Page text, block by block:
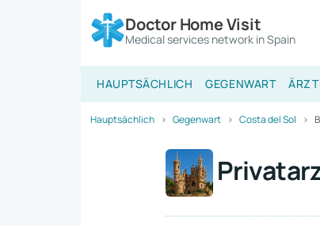
Doctor Home Visit
Medical services network in Spain
HAUPTSÄCHLICH GEGENWART
Hauptsächlich Gegenwart Costa del Sol